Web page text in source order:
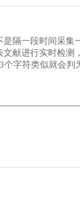
隔一段时间采集
献进行实时检
字符类似就会判